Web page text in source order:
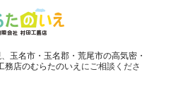
玉名市・玉名郡・荒尾市の高気密・
務店のむらたのいえ にご相談くださ